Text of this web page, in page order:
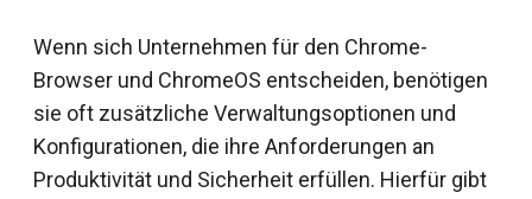
Einschließlich eingestellter Richtlinien
Wenn sich Unternehmen für den Chrome-
Browser und ChromeOS entscheiden, benötigen
sie oft zusätzliche Verwaltungsoptionen und
Konfigurationen, die ihre Anforderungen an
Produktivität und Sicherheit erfüllen. Hierfür gibt